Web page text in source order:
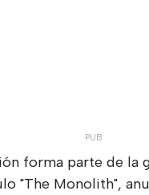
forma parte de la
"The Monolith",